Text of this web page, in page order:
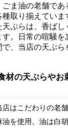
ま油の老舗であ
取り揃えていま
ぷらは、香ばし
。日常の喧騒を
、当店の天ぷら
材の天ぷらや
店はこだわりの老
油を使用。油は白